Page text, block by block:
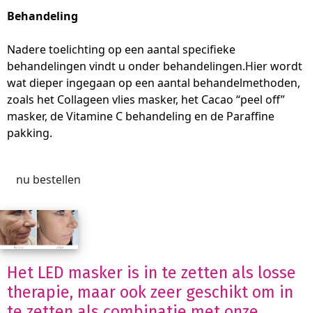
Behandeling
Nadere toelichting op een aantal specifieke
behandelingen vindt u onder behandelingen.Hier wordt
wat dieper ingegaan op een aantal behandelmethoden,
zoals het Collageen vlies masker, het Cacao “peel off”
masker, de Vitamine C behandeling en de Paraffine
pakking.
nu bestellen
Het LED masker is in te zetten als losse
therapie, maar ook zeer geschikt om in